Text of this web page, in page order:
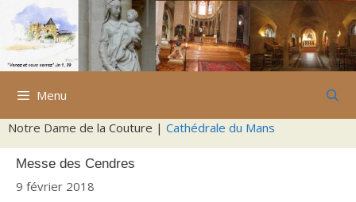
Aller
contenu
Menu
Notre Dame de la Couture | Cathédrale du Mans
Messe des Cendres
9 février 2018